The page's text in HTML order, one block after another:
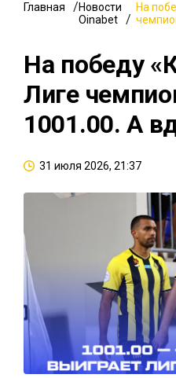
Главная
Новости
Oinabet
На
На победу
Лиге
1001.00. А
31 июля 2026, 21:37